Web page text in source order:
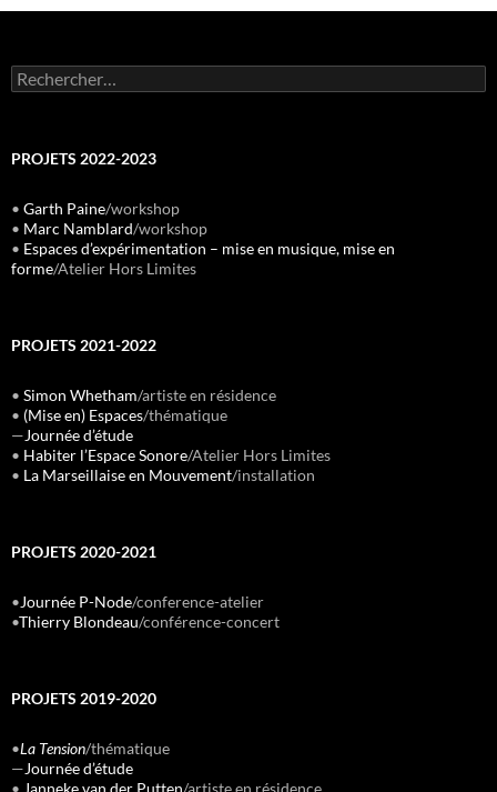
Rechercher :
PROJETS 2022-2023
• Garth Paine/workshop
• Marc Namblard/workshop
• Espaces d’expérimentation – mise en musique, mise en
forme/Atelier Hors Limites
PROJETS 2021-2022
• Simon Whetham/artiste en résidence
• (Mise en) Espaces/thématique
—Journée d’étude
• Habiter l’Espace Sonore/Atelier Hors Limites
• La Marseillaise en Mouvement/installation
PROJETS 2020-2021
•Journée P-Node/conference-atelier
•Thierry Blondeau/conférence-concert
PROJETS 2019-2020
•La Tension/thématique
—Journée d’étude
• Janneke van der Putten/artiste en résidence